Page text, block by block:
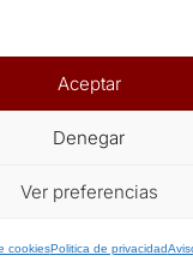
Aceptar
Denegar
Ver preferencias
cookiesPolitica de privacidad
actividades
opcional para
Manly y
os dejamos el